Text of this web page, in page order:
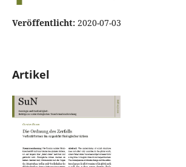
Veröffentlicht: 2020-07-03
Artikel